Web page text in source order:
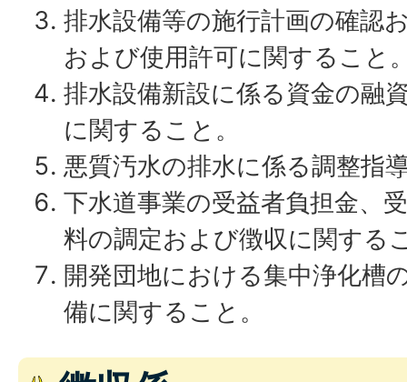
排水設備等の施行計画の確認
および使用許可に関すること
排水設備新設に係る資金の融
に関すること。
悪質汚水の排水に係る調整指
下水道事業の受益者負担金、
料の調定および徴収に関する
開発団地における集中浄化槽
備に関すること。